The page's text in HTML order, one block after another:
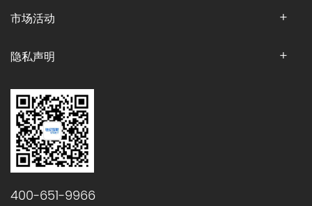
市场活动
隐私声明
400-651-9966